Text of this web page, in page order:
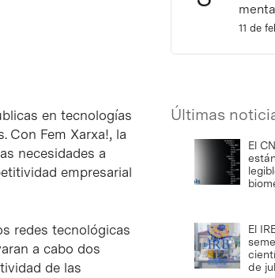
en tecnologías
Con Fem Xarxa!, la
necesidades a
empresarial
redes tecnológicas
a cabo dos
de las
11 de
Últimas
El
El
de